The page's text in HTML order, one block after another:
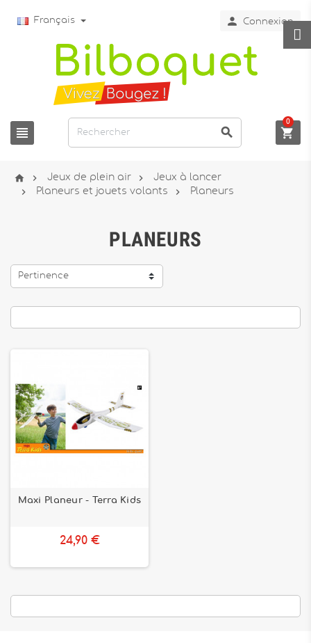
Français  Connexion
  
0
  Jeux de plein air  Jeux à lancer
 Planeurs et jouets volants  Planeurs
PLANEURS
Pertinence
Maxi Planeur - Terra Kids
24,90 €